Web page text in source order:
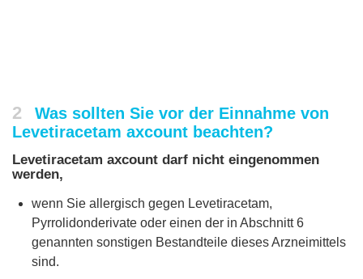
2
Was sollten Sie vor der Einnahme von
Levetiracetam axcount beachten?
Levetiracetam axcount darf nicht eingenommen
werden,
wenn Sie allergisch gegen Levetiracetam,
Pyrrolidonderivate oder einen der in Abschnitt 6
genannten sonstigen Bestandteile dieses Arzneimittels
sind.